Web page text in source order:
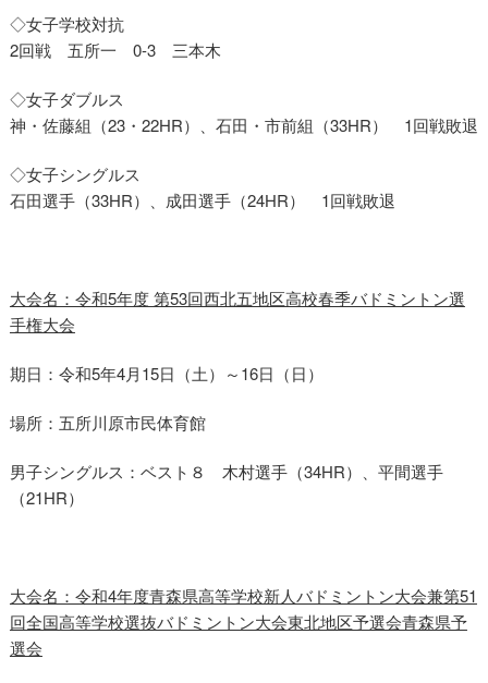
◇女子学校対抗
2回戦 五所一 0-3 三本木
◇女子ダブルス
神・佐藤組（23・22HR）、石田・市前組（33HR） 1回戦敗退
◇女子シングルス
石田選手（33HR）、成田選手（24HR） 1回戦敗退
大会名：令和5年度 第53回西北五地区高校春季バドミントン選
手権大会
期日：令和5年4月15日（土）～16日（日）
場所：五所川原市民体育館
男子シングルス：ベスト８ 木村選手（34HR）、平間選手
（21HR）
大会名：令和4年度青森県高等学校新人バドミントン大会兼第51
回全国高等学校選抜バドミントン大会東北地区予選会青森県予
選会